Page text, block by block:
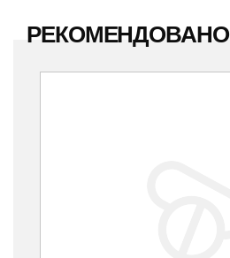
РЕКОМЕНДОВАНО